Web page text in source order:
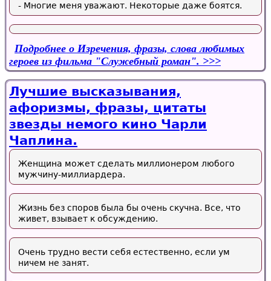
- Многие меня уважают. Некоторые даже боятся.
Подробнее о Изречения, фразы, слова любимых
героев из фильма "Служебный роман".
Лучшие высказывания,
афоризмы, фразы, цитаты
звезды немого кино Чарли
Чаплина.
Женщина может сделать миллионером любого
мужчину-миллиардера.
Жизнь без споров была бы очень скучна. Все, что
живет, взывает к обсуждению.
Очень трудно вести себя естественно, если ум
ничем не занят.